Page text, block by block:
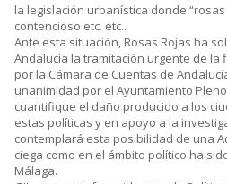
la legislación urbanística donde
contencioso etc. etc..
Ante esta situación, Rosas Rojas ha
Andalucía la tramitación urgente de la
por la Cámara de Cuentas de
unanimidad por el Ayuntamiento
cuantifique el daño producido a los
estas políticas y en apoyo a la
contemplará esta posibilidad de una
ciega como en el ámbito político ha
Málaga.